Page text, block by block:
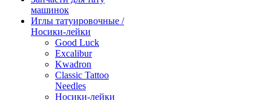
машинок
Иглы татуировочные /
Носики-лейки
Good Luck
Excalibur
Kwadron
Classic Tattoo
Needles
Носики-лейки